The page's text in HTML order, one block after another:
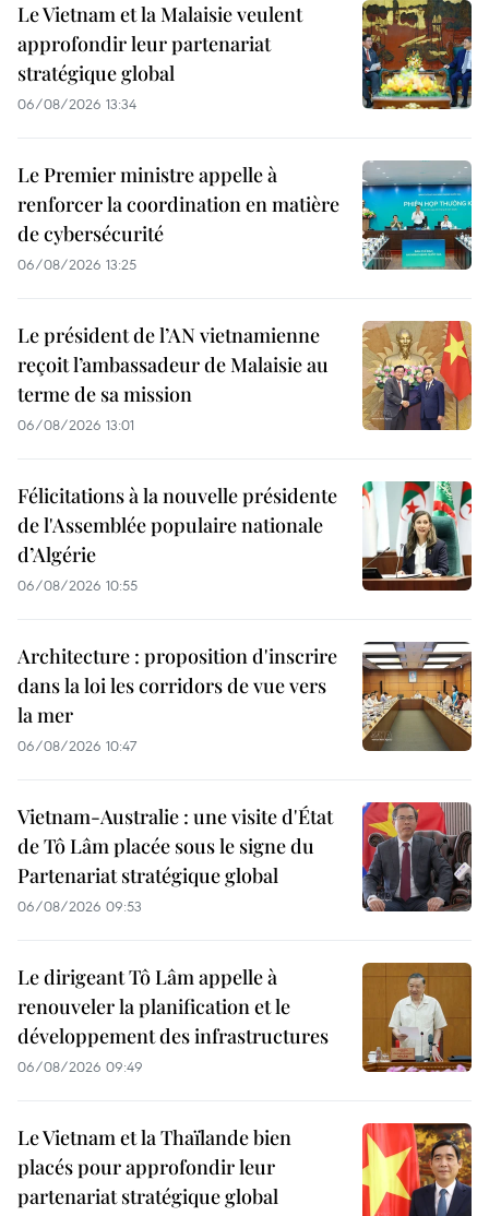
Le Vietnam et la Malaisie veulent
approfondir leur partenariat
stratégique global
06/08/2026 13:34
Le Premier ministre appelle à
renforcer la coordination en matière
de cybersécurité
06/08/2026 13:25
Le président de l’AN vietnamienne
reçoit l’ambassadeur de Malaisie au
terme de sa mission
06/08/2026 13:01
Félicitations à la nouvelle présidente
de l'Assemblée populaire nationale
d’Algérie
06/08/2026 10:55
Architecture : proposition d'inscrire
dans la loi les corridors de vue vers
la mer
06/08/2026 10:47
Vietnam-Australie : une visite d'État
de Tô Lâm placée sous le signe du
Partenariat stratégique global
06/08/2026 09:53
Le dirigeant Tô Lâm appelle à
renouveler la planification et le
développement des infrastructures
06/08/2026 09:49
Le Vietnam et la Thaïlande bien
placés pour approfondir leur
partenariat stratégique global